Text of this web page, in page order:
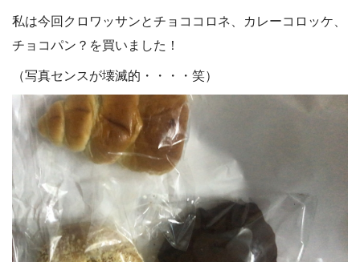
私は今回クロワッサンとチョココロネ、カレーコロッケ、
チョコパン？を買いました！
（写真センスが壊滅的・・・・笑）